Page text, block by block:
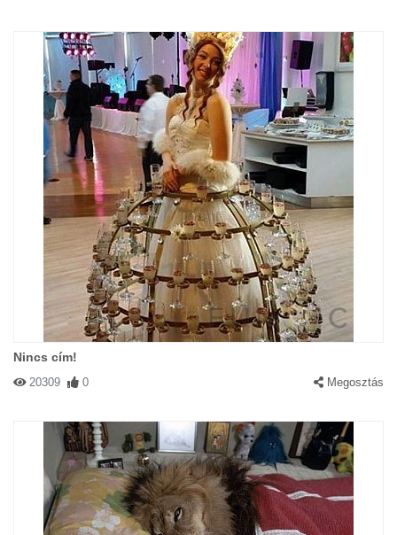
Nincs cím!
20309 0 Megosztás